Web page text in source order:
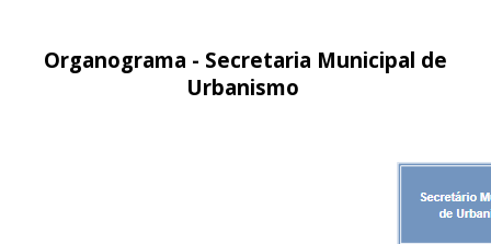
Organograma - Secretaria Municipal de
Urbanismo